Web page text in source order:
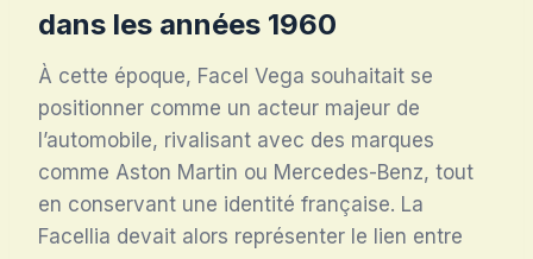
dans les années 1960
À cette époque, Facel Vega souhaitait se
positionner comme un acteur majeur de
l’automobile, rivalisant avec des marques
comme Aston Martin ou Mercedes-Benz, tout
en conservant une identité française. La
Facellia devait alors représenter le lien entre